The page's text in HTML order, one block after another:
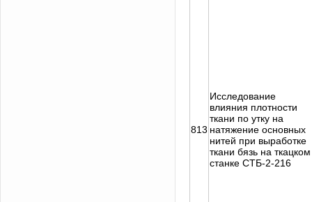
813
Исследование
влияния плотности
ткани по утку на
натяжение основных
нитей при выработке
ткани бязь на ткацком
станке СТБ-2-216